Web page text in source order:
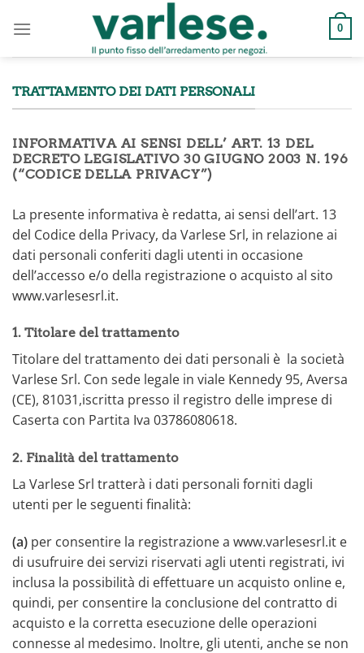
0
TRATTAMENTO DEI DATI PERSONALI
INFORMATIVA AI SENSI DELL’ ART. 13 DEL
DECRETO LEGISLATIVO 30 GIUGNO 2003 N. 196
(“CODICE DELLA PRIVACY”)
La presente informativa è redatta, ai sensi dell’art. 13
del Codice della Privacy, da Varlese Srl, in relazione ai
dati personali conferiti dagli utenti in occasione
dell’accesso e/o della registrazione o acquisto al sito
www.varlesesrl.it.
1. Titolare del trattamento
Titolare del trattamento dei dati personali è la società
Varlese Srl. Con sede legale in viale Kennedy 95, Aversa
(CE), 81031,iscritta presso il registro delle imprese di
Caserta con Partita Iva 03786080618.
2. Finalità del trattamento
La Varlese Srl tratterà i dati personali forniti dagli
utenti per le seguenti finalità:
(a) per consentire la registrazione a www.varlesesrl.it e
di usufruire dei servizi riservati agli utenti registrati, ivi
inclusa la possibilità di effettuare un acquisto online e,
quindi, per consentire la conclusione del contratto di
acquisto e la corretta esecuzione delle operazioni
connesse al medesimo. Inoltre, gli utenti, anche se non